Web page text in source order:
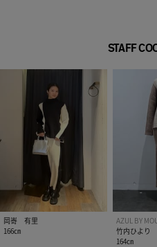
■BLK・GRY・MOCHA モデ
FREEサイズ
[注意事項]
※画像の商品はサンプルです。
異なる場合があります。
※画像の商品は光の照射や角
り、実物と色味が異なる場合が
※着用、お取り扱いの際は、
い。
STAFF
岡㟢 有里
166㎝
AZUL BY
竹内ひより
164㎝